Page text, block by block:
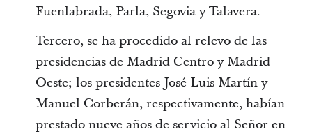
Fuenlabrada, Parla, Segovia y Talavera.
Tercero, se ha procedido al relevo de las
presidencias de Madrid Centro y Madrid
Oeste; los presidentes José Luis Martín y
Manuel Corberán, respectivamente, habían
prestado nueve años de servicio al Señor en